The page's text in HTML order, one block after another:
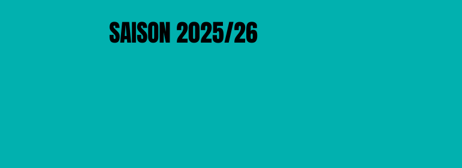
SAISON 2025/26